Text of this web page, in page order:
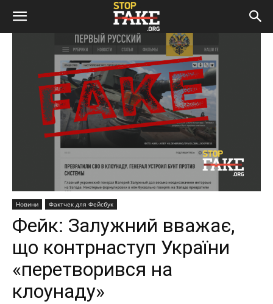
Новини Фактчек для Фейсбук
Фейк: Залужний вважає,
що контрнаступ України
«перетворився на
клоунаду»